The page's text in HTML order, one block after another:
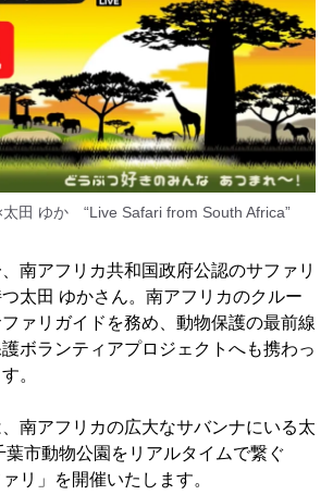
田 ゆか “Live Safari from South Africa”
南アフリカ共和国政府公認のサファリ
太田 ゆかさん。南アフリカのクルー
ァリガイドを務め、動物保護の最前線
ボランティアプロジェクトへも携わっ
。
南アフリカの広大なサバンナにいる太
葉市動物公園をリアルタイムで繋ぐ
リ」を開催いたします。